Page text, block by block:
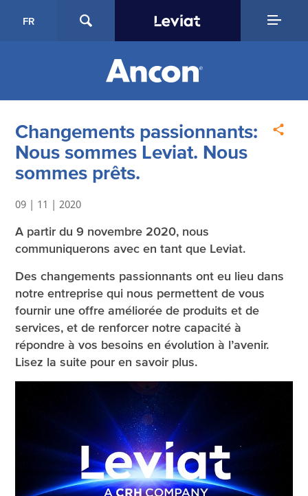
FR
Changements passionnants:
Nous sommes Leviat. Nous
sommes prêts.
09 | 11 | 2020
A partir du 9 novembre 2020, nous
communiquerons avec en tant que Leviat.
Des changements passionnants ont eu lieu dans
notre entreprise qui nous permettent de vous
fournir une offre améliorée de produits et de
services, et de renforcer notre capacité à
répondre à vos besoins en évolution à l’avenir.
Lisez la suite pour en savoir plus.